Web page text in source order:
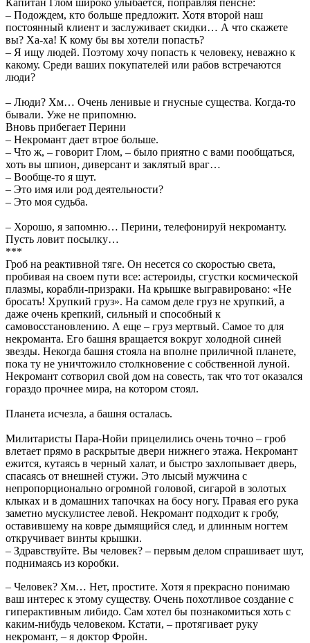
– Подождем, кто больше предложит. Хотя второй наш
постоянный клиент и заслуживает скидки… А что скажете
вы? Ха-ха! К кому бы вы хотели попасть?
– Я ищу людей. Поэтому хочу попасть к человеку, неважно к
какому. Среди ваших покупателей или рабов встречаются
люди?
– Люди? Хм… Очень ленивые и гнусные существа. Когда-то
бывали. Уже не припомню.
Вновь прибегает Перини
– Некромант дает втрое больше.
– Что ж, – говорит Глом, – было приятно с вами пообщаться,
хоть вы шпион, диверсант и заклятый враг…
– Вообще-то я шут.
– Это имя или род деятельности?
– Это моя судьба.
– Хорошо, я запомню… Перини, телефонируй некроманту.
Пусть ловит посылку…
***
Гроб на реактивной тяге. Он несется со скоростью света,
пробивая на своем пути все: астероиды, сгустки космической
плазмы, корабли-призраки. На крышке выгравировано: «Не
бросать! Хрупкий груз». На самом деле груз не хрупкий, а
даже очень крепкий, сильный и способный к
самовосстановлению. А еще – груз мертвый. Самое то для
некроманта. Его башня вращается вокруг холодной синей
звезды. Некогда башня стояла на вполне приличной планете,
пока ту не уничтожило столкновение с собственной луной.
Некромант сотворил свой дом на совесть, так что тот оказался
гораздо прочнее мира, на котором стоял.
Планета исчезла, а башня осталась.
Милитаристы Пара-Нойи прицелились очень точно – гроб
влетает прямо в раскрытые двери нижнего этажа. Некромант
ежится, кутаясь в черный халат, и быстро захлопывает дверь,
спасаясь от внешней стужи. Это лысый мужчина с
непропорционально огромной головой, сигарой в золотых
клыках и в домашних тапочках на босу ногу. Правая его рука
заметно мускулистее левой. Некромант подходит к гробу,
оставившему на ковре дымящийся след, и длинным ногтем
откручивает винты крышки.
– Здравствуйте. Вы человек? – первым делом спрашивает шут,
поднимаясь из коробки.
– Человек? Хм… Нет, простите. Хотя я прекрасно понимаю
ваш интерес к этому существу. Очень похотливое создание с
гиперактивным либидо. Сам хотел бы познакомиться хоть с
каким-нибудь человеком. Кстати, – протягивает руку
некромант, – я доктор Фройн.